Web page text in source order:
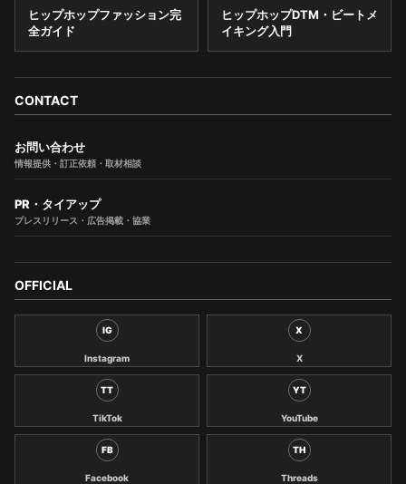
ヒップホップファッション完
全ガイド
ヒップホップDTM・ビートメ
イキング入門
CONTACT
お問い合わせ
情報提供・訂正依頼・取材相談
PR・タイアップ
プレスリリース・広告掲載・協業
OFFICIAL
IG
Instagram
X
X
TT
TikTok
YT
YouTube
FB
Facebook
TH
Threads